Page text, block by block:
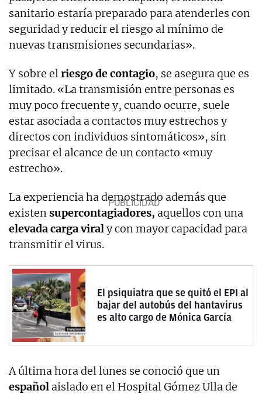
sanitario estaría preparado para atenderles con
seguridad y reducir el riesgo al mínimo de
nuevas transmisiones secundarias».
Y sobre elriesgo de contagio, se asegura que es
limitado. «La transmisión entre personas es
muy poco frecuente y, cuando ocurre, suele
estar asociada a contactos muy estrechos y
directos con individuos sintomáticos», sin
precisar el alcance de un contacto «muy
estrecho».
La experiencia ha demostrado además que
existensupercontagiadores, aquellos con una
elevada carga viraly con mayor capacidad para
transmitir el virus.
El psiquiatra que se quitó el EPI al
bajar del autobús del hantavirus
es alto cargo de Mónica García
A última hora del lunes se conoció que un
español aislado en el Hospital Gómez Ulla de